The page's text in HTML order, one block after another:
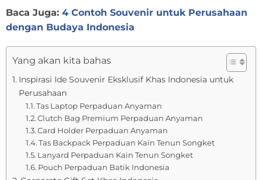
Baca Juga: 4 Contoh Souvenir untuk Perusahaan
dengan Budaya Indonesia
Yang akan kita bahas
Inspirasi Ide Souvenir Eksklusif Khas Indonesia untuk
Perusahaan
Tas Laptop Perpaduan Anyaman
Clutch Bag Premium Perpaduan Anyaman
Card Holder Perpaduan Anyaman
Tas Backpack Perpaduan Kain Tenun Songket
Lanyard Perpaduan Kain Tenun Songket
Pouch Perpaduan Batik Indonesia